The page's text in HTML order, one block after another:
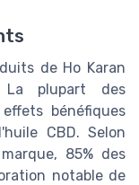
de Ho Karan
La plupart des
bénéfiques
CBD. Selon
85% des
notable de